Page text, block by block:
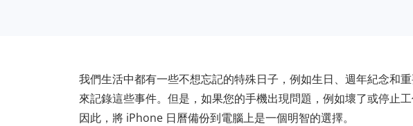
我們生活中都有一些不想忘記的特殊日子，例如生日、週年紀念和
來記錄這些事件。但是，如果您的手機出現問題，例如壞了或停止
因此，將 iPhone 日曆備份到電腦上是一個明智的選擇。